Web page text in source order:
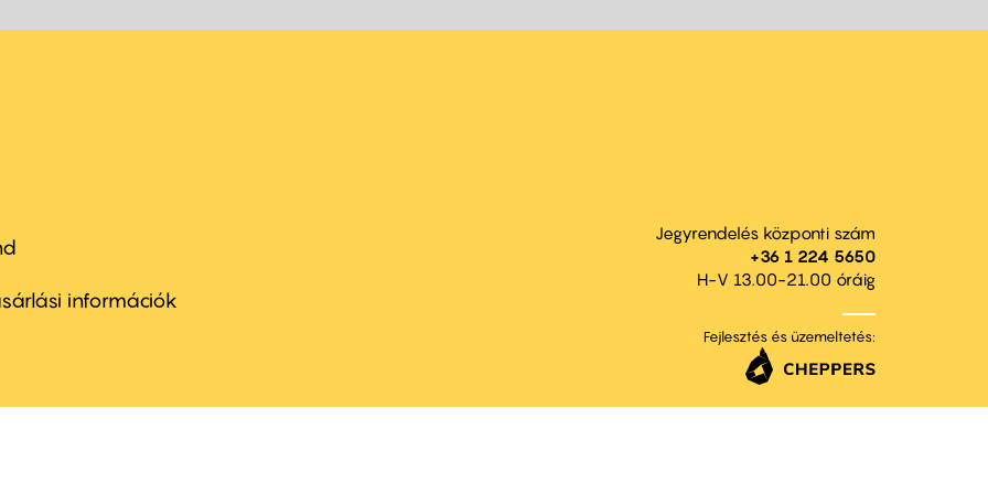
információk
Jegyrendelés központi szám
+36 1 224 5650
H-V 13.00-21.00 óráig
Fejlesztés és üzemeltetés: